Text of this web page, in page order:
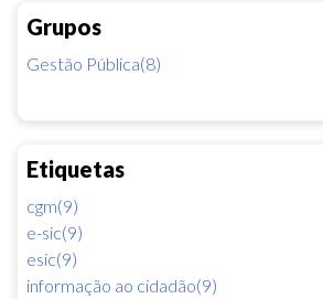
Grupos
Gestão Pública(8)
Etiquetas
cgm(9)
e-sic(9)
esic(9)
informação ao cidadão(9)